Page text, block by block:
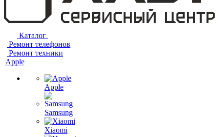
Каталог
Ремонт телефонов
Ремонт техники
Apple
Apple
Samsung
Xiaomi